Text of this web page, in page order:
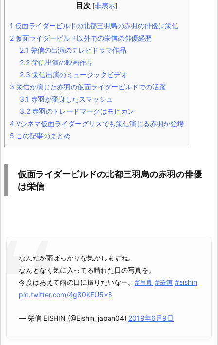
目次 [非表示]
1 仮面ライダービルドの北都三羽烏の赤羽の俳優は栄信
2 仮面ライダービルド以外での栄信の俳優経歴
2.1 栄信の出演のテレビドラマ作品
2.2 栄信出演の映画作品
2.3 栄信出演のミュージックビデオ
3 栄信が演じた赤羽の仮面ライダービルドでの活躍
3.1 赤羽が変身したスマッシュ
3.2 赤羽のトレードマークはモヒカン
4 Vシネマ仮面ライダーグリスでも栄信演じる赤羽が登場
5 この記事のまとめ
仮面ライダービルドの北都三羽烏の赤羽の俳優
は栄信
なんだか雨ばっかりな気がしますね。
なんとなく気に入ってる晴れた日の写真を。
今度はあえて雨の日に撮りたいなー。 #写真 #栄信 #eishin
pic.twitter.com/4g80KEU5x6
— 栄信 EISHIN (@Eishin_japan04) 2019年6月9日